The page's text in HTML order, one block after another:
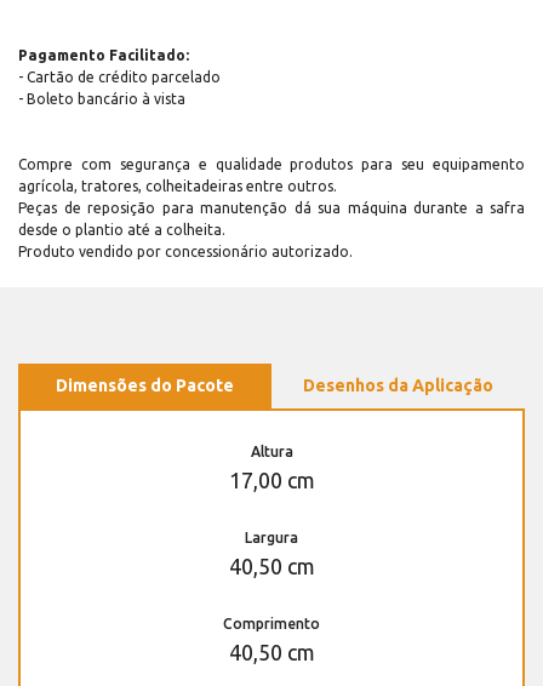
Pagamento Facilitado:
- Cartão de crédito parcelado
- Boleto bancário à vista
Compre com segurança e qualidade produtos para seu equipamento
agrícola, tratores, colheitadeiras entre outros.
Peças de reposição para manutenção dá sua máquina durante a safra
desde o plantio até a colheita.
Produto vendido por concessionário autorizado.
Dimensões do Pacote Desenhos da Aplicação
Altura
17,00 cm
Largura
40,50 cm
Comprimento
40,50 cm